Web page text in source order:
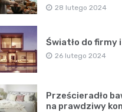
28 lutego 2024
Światło do firmy
26 lutego 2024
Prześcieradło
na prawdziwy